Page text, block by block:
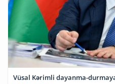
Vüsal Kərimli dayanma-